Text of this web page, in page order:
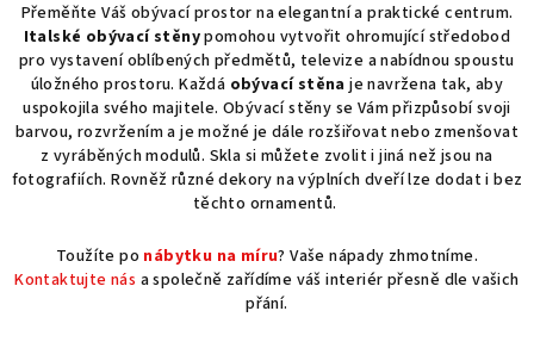
Přeměňte Váš obývací prostor na elegantní a praktické centrum.
Italské obývací stěnypomohou vytvořit ohromující středobod
pro vystavení oblíbených předmětů, televize a nabídnou spoustu
úložného prostoru. Každá obývací stěna je navržena tak, aby
uspokojila svého majitele. Obývací stěny se Vám přizpůsobí svoji
barvou, rozvržením a je možné je dále rozšiřovat nebo zmenšovat
z vyráběných modulů. Skla si můžete zvolit i jiná než jsou na
fotografiích. Rovněž různé dekory na výplních dveří lze dodat i bez
těchto ornamentů.
Toužíte po nábytku na míru? Vaše nápady zhmotníme.
Kontaktujte nás a společně zařídíme váš interiér přesně dle vašich
přání.